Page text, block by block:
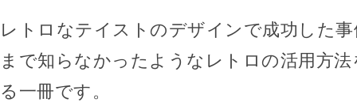
レトロなテイストのデザインで成功した
まで知らなかったようなレトロの活用方
る一冊です。